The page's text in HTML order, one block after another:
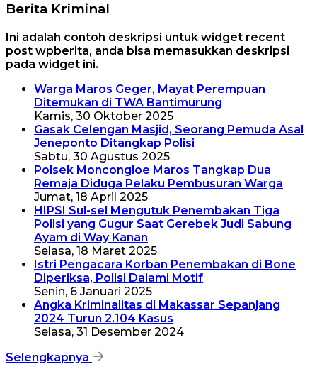
Berita Kriminal
Ini adalah contoh deskripsi untuk widget recent
post wpberita, anda bisa memasukkan deskripsi
pada widget ini.
Warga Maros Geger, Mayat Perempuan
Ditemukan di TWA Bantimurung
Kamis, 30 Oktober 2025
Gasak Celengan Masjid, Seorang Pemuda Asal
Jeneponto Ditangkap Polisi
Sabtu, 30 Agustus 2025
Polsek Moncongloe Maros Tangkap Dua
Remaja Diduga Pelaku Pembusuran Warga
Jumat, 18 April 2025
HIPSI Sul-sel Mengutuk Penembakan Tiga
Polisi yang Gugur Saat Gerebek Judi Sabung
Ayam di Way Kanan
Selasa, 18 Maret 2025
Istri Pengacara Korban Penembakan di Bone
Diperiksa, Polisi Dalami Motif
Senin, 6 Januari 2025
Angka Kriminalitas di Makassar Sepanjang
2024 Turun 2.104 Kasus
Selasa, 31 Desember 2024
Selengkapnya